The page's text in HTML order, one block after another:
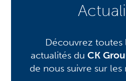
Découvrez toutes
actualités du CK
de nous suivre sur les